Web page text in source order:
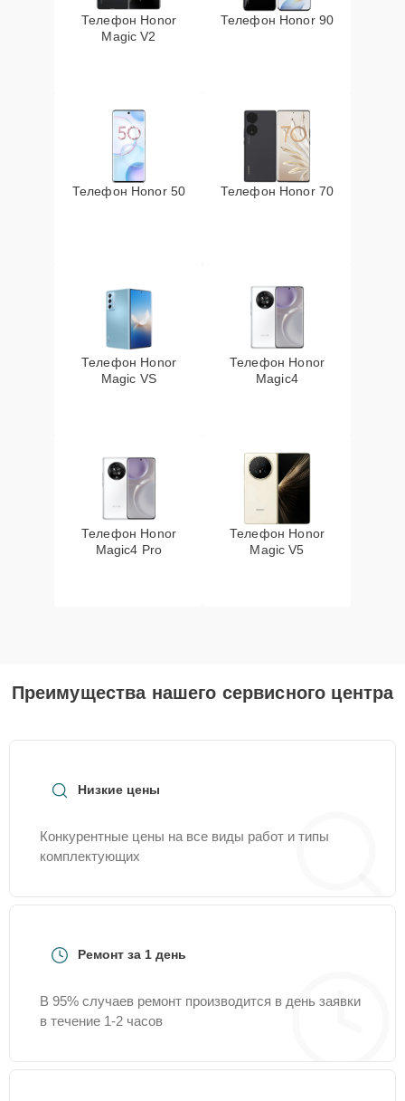
Телефон Honor
Magic V2
Телефон Honor 90
Телефон Honor 50 Телефон Honor 70
Телефон Honor
Magic VS
Телефон Honor
Magic4
Телефон Honor
Magic4 Pro
Телефон Honor
Magic V5
Преимущества нашего сервисного центра
Низкие цены
Конкурентные цены на все виды работ и типы
комплектующих
Ремонт за 1 день
В 95% случаев ремонт производится в день заявки
в течение 1-2 часов